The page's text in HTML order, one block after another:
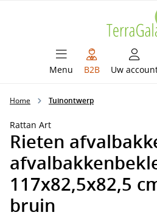
Menu B2B Uw
Home Tuinontwerp
Rattan Art
Rieten
117x82,5x82,5
bruin